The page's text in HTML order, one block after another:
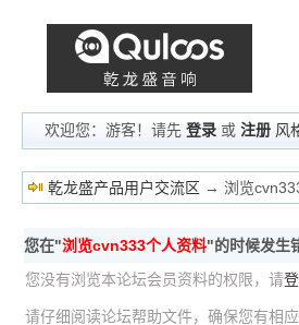
欢迎您：游客！请先登录 或注册 风
乾龙盛产品用户交流区 → 浏览
您在"浏览cvn333个人资料"的时候发生
您没有浏览本论坛会员资料的权限，请
请仔细阅读论坛帮助文件，确保您有相应